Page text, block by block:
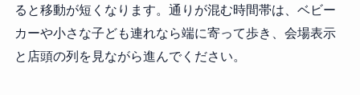
ると移動が短くなります。通りが混む時間帯は、ベビー
カーや小さな子ども連れなら端に寄って歩き、会場表示
と店頭の列を見ながら進んでください。